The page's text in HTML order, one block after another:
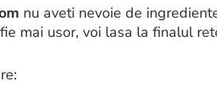
nu aveti nevoie de
mai usor, voi lasa la finalul